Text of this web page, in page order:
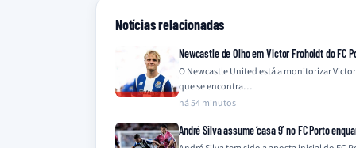
Notícias relacionadas
Newcastle de Olho em Victor Froholdt do FC
O Newcastle United está a monitorizar
que se encontra…
há 54 minutos
André Silva assume ‘casa 9’ no FC Porto